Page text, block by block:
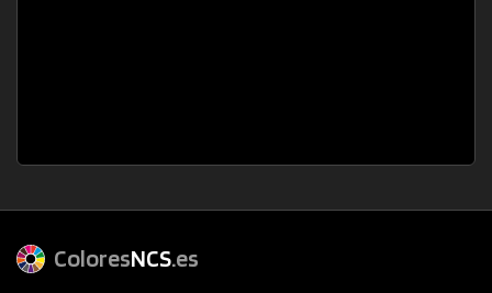
ColoresNCS.es